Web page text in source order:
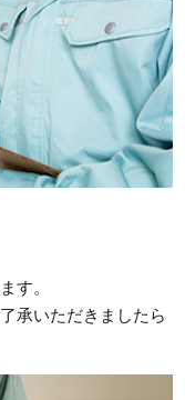
す。
承いただきましたら